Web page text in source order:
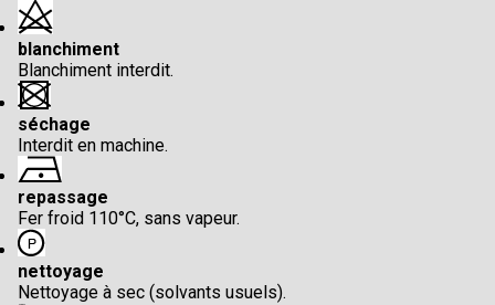
blanchiment
Blanchiment interdit.
séchage
Interdit en machine.
repassage
Fer froid 110°C, sans vapeur.
nettoyage
Nettoyage à sec (solvants usuels).